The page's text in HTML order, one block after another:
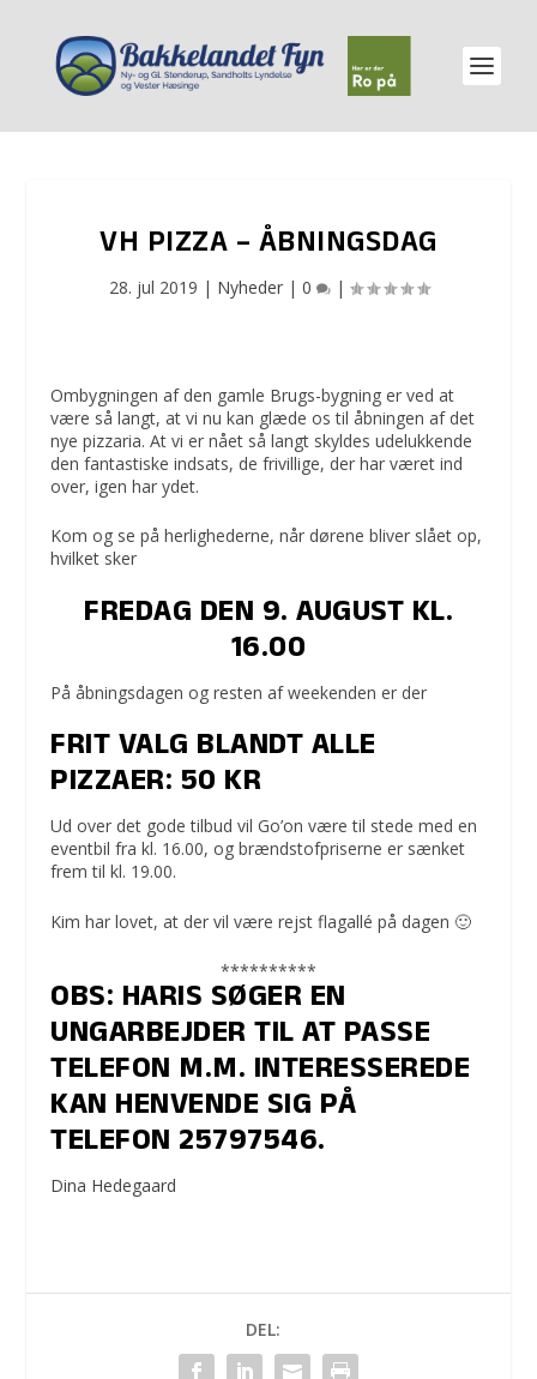
VH PIZZA – ÅBNINGSDAG
28. jul 2019 | Nyheder| 0 |
Ombygningen af den gamle Brugs-bygning er ved at
være så langt, at vi nu kan glæde os til åbningen af det
nye pizzaria. At vi er nået så langt skyldes udelukkende
den fantastiske indsats, de frivillige, der har været ind
over, igen har ydet.
Kom og se på herlighederne, når dørene bliver slået op,
hvilket sker
FREDAG DEN 9. AUGUST KL.
16.00
På åbningsdagen og resten af weekenden er der
FRIT VALG BLANDTALLE
PIZZAER: 50 KR
Ud over det gode tilbud vil Go’on være til stede med en
eventbil fra kl. 16.00, og brændstofpriserne er sænket
frem til kl. 19.00.
Kim har lovet, at der vil være rejst flagallé på dagen 🙂
**********
OBS: HARIS SØGER EN
UNGARBEJDER TIL AT PASSE
TELEFON M.M. INTERESSEREDE
KAN HENVENDE SIG PÅ
TELEFON 25797546.
Dina Hedegaard
DEL: